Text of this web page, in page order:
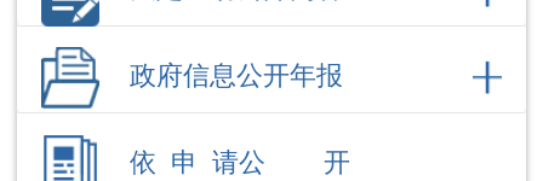
依 申 请公 开